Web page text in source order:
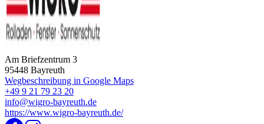
Am Briefzentrum 3
95448 Bayreuth
Wegbeschreibung in Google Maps
+49 9 21 79 23 20
info@wigro-bayreuth.de
https://www.wigro-bayreuth.de/